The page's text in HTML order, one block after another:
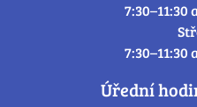
7:30–11:30
7:30–11:30
Úřední